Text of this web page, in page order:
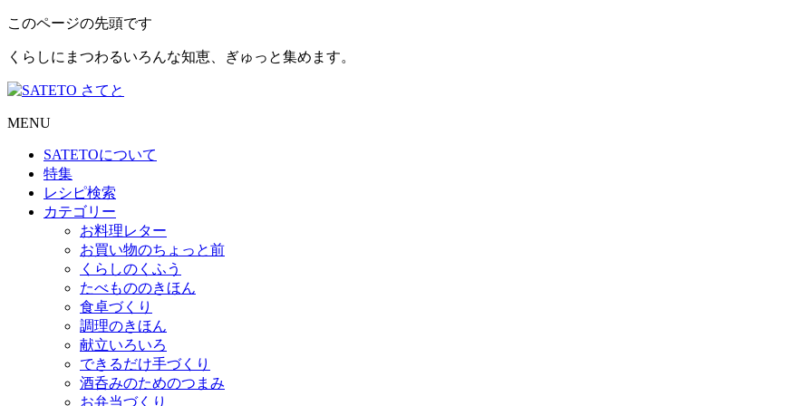
このページの先頭です
くらしにまつわるいろんな知恵、ぎゅっと集めます。
MENU
SATETOについて
特集
レシピ検索
カテゴリー
お料理レター
お買い物のちょっと前
くらしのくふう
たべもののきほん
食卓づくり
調理のきほん
献立いろいろ
できるだけ手づくり
酒呑みのためのつまみ
お弁当づくり